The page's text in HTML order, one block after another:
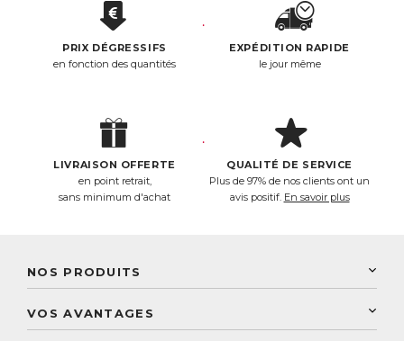
PRIX DÉGRESSIFS
en fonction des quantités
EXPÉDITION RAPIDE
le jour même
LIVRAISON OFFERTE
en point retrait,
sans minimum d'achat
QUALITÉ DE SERVICE
Plus de 97% de nos clients ont un
avis positif. En savoir plus
NOS PRODUITS
VOS AVANTAGES